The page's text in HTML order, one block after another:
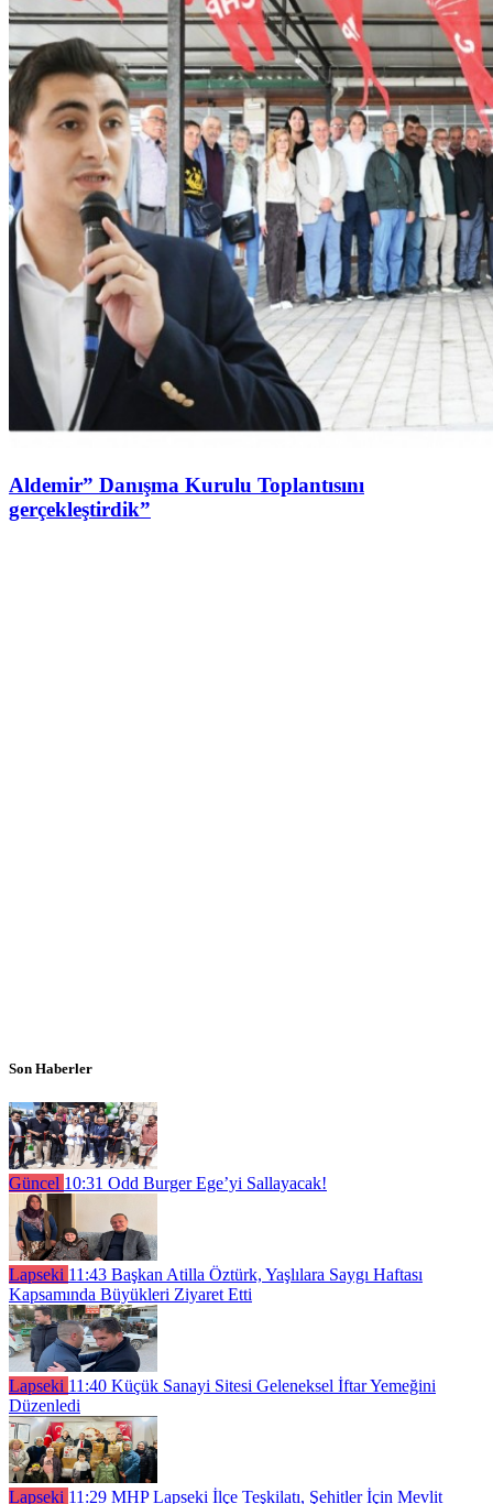
Aldemir” Danışma Kurulu Toplantısını
gerçekleştirdik”
Son Haberler
Güncel 10:31 Odd Burger Ege’yi Sallayacak!
Lapseki 11:43 Başkan Atilla Öztürk, Yaşlılara Saygı Haftası
Kapsamında Büyükleri Ziyaret Etti
Lapseki 11:40 Küçük Sanayi Sitesi Geleneksel İftar Yemeğini
Düzenledi
Lapseki 11:29 MHP Lapseki İlçe Teşkilatı, Şehitler İçin Mevlit